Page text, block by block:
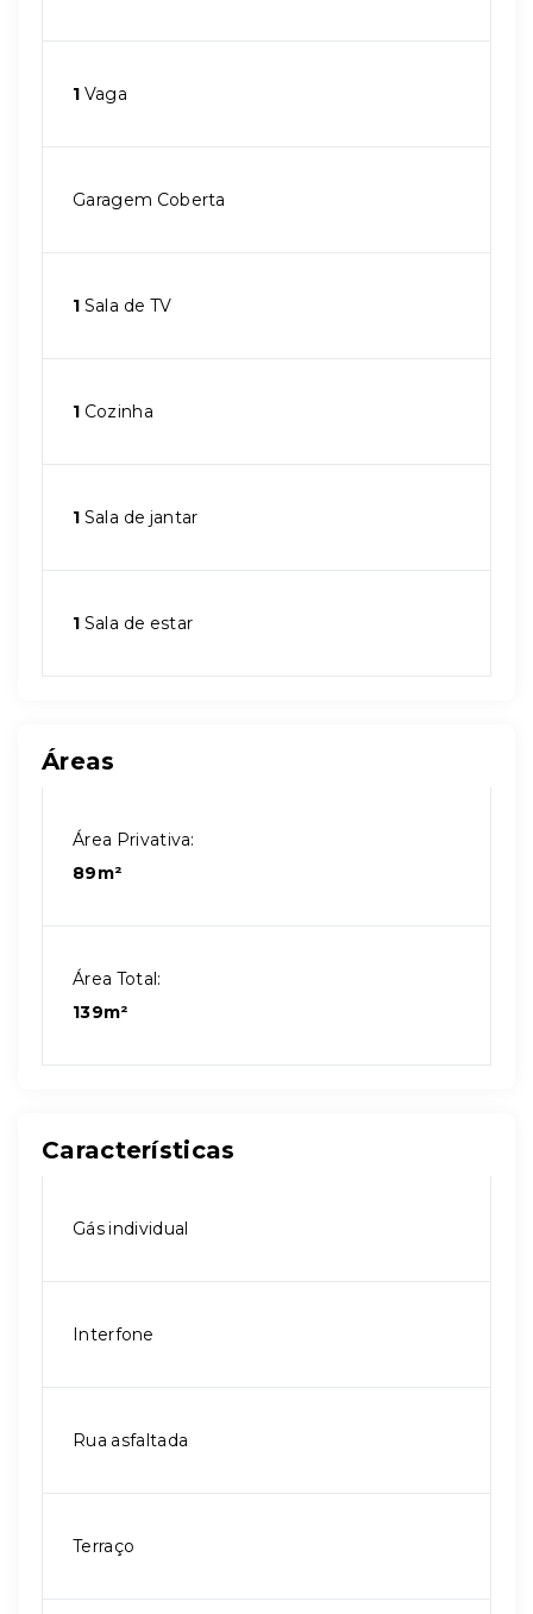
1 Vaga
Garagem Coberta
1 Sala de TV
1 Cozinha
1 Sala de jantar
1 Sala de estar
Áreas
Área Privativa:
89m²
Área Total:
139m²
Características
Gás individual
Interfone
Rua asfaltada
Terraço